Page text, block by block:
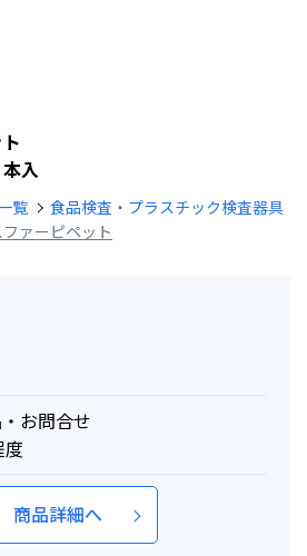
入
覧
食品検査・プラスチック検査器具
ァーピペット
お問合せ
度
商品詳細へ